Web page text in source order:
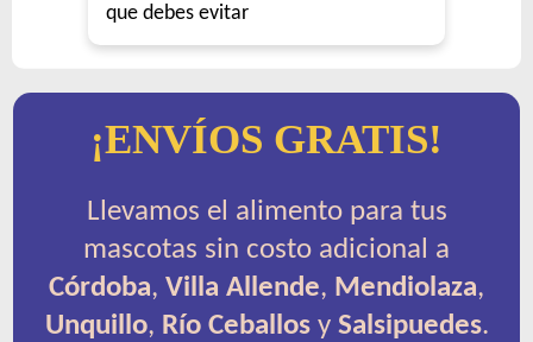
que debes evitar
¡ENVÍOS GRATIS!
Llevamos el alimento para tus
mascotas sin costo adicional a
Córdoba, Villa Allende, Mendiolaza,
Unquillo, Río Ceballosy Salsipuedes.